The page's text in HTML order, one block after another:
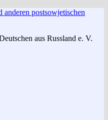
anderen postsowjetischen
aus Russland e. V.